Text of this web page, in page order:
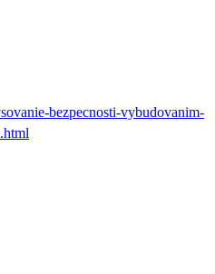
bezpecnosti-vybudovanim-